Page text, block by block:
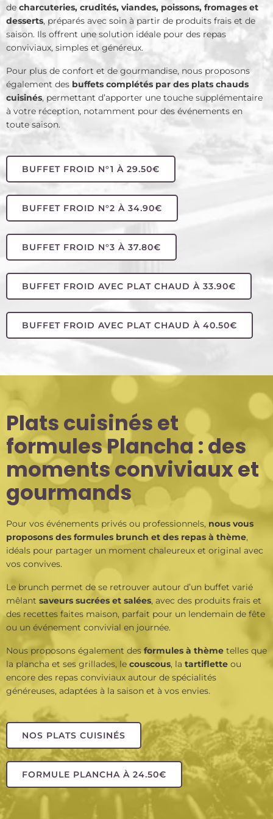
de charcuteries, crudités, viandes, poissons, fromages et
desserts, préparés avec soin à partir de produits frais et de
saison. Ils offrent une solution idéale pour des repas
conviviaux, simples et généreux.
Pour plus de confort et de gourmandise, nous proposons
également des buffets complétés par des plats chauds
cuisinés, permettant d’apporter une touche supplémentaire
à votre réception, notamment pour des événements en
toute saison.
BUFFET FROID N°1 À 29.50€
BUFFET FROID N°2 À 34.90€
BUFFET FROID N°3 À 37.80€
BUFFET FROID AVEC PLAT CHAUD À 33.90€
BUFFET FROID AVEC PLAT CHAUD À 40.50€
Plats cuisinés et
formules Plancha : des
moments conviviaux et
gourmands
Pour vos événements privés ou professionnels, nous vous
proposons des formules brunch et des repas à thème,
idéals pour partager un moment chaleureux et original avec
vos convives.
Le brunch permet de se retrouver autour d’un buffet varié
mêlant saveurs sucrées et salées, avec des produits frais et
des recettes faites maison, parfait pour un lendemain de fête
ou un événement convivial en journée.
Nous proposons également des formules à thème telles que
la plancha et ses grillades, le couscous, la tartiflette ou
encore des repas conviviaux autour de spécialités
généreuses, adaptées à la saison et à vos envies.
NOS PLATS CUISINÉS
FORMULE PLANCHA À 24.50€